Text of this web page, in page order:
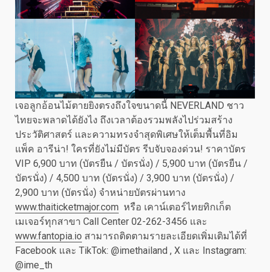
เจอลูกอ้อนไม้ตายยิงตรงถึงใจขนาดนี้ NEVERLAND ชาว
ไทยจะพลาดได้ยังไง ถึงเวลาต้องรวมพลังไปร่วมสร้าง
ประวัติศาสตร์ และความทรงจำสุดพิเศษให้เต็มพื้นที่อิม
แพ็ค อารีน่า! ใครที่ยังไม่มีบัตร รีบจับจองด่วน! ราคาบัตร
VIP 6,900 บาท (บัตรยืน / บัตรนั่ง) / 5,900 บาท (บัตรยืน /
บัตรนั่ง) / 4,500 บาท (บัตรนั่ง) / 3,900 บาท (บัตรนั่ง) /
2,900 บาท (บัตรนั่ง) จำหน่ายบัตรผ่านทาง
www.thaiticketmajor.com หรือ เคาน์เตอร์ไทยทิกเก็ต
เมเจอร์ทุกสาขา Call Center 02-262-3456 และ
www.fantopia.io สามารถติดตามรายละเอียดเพิ่มเติมได้ที่
Facebook และ TikTok: @imethailand , X และ Instagram:
@ime_th